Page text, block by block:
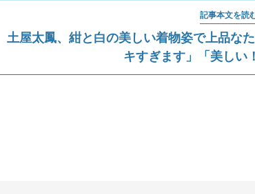
記事本文を読
土屋太鳳、紺と白の美しい着物姿で上品な
キすぎます」「美しい